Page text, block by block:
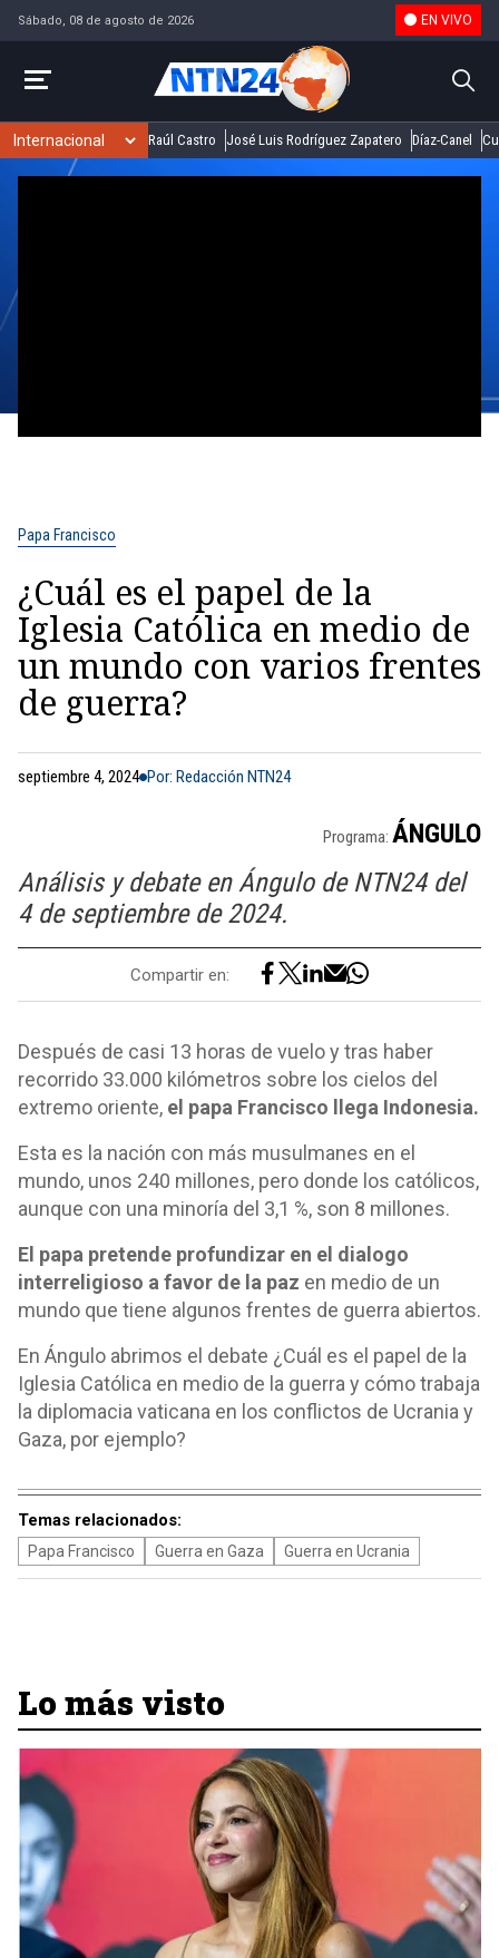
Sábado, 08 de agosto de 2026 EN VIVO
Raúl Castro José Luis Rodríguez Zapatero Díaz-Canel
Papa Francisco
¿Cuál es el papel de la
Iglesia Católica en medio de
un mundo con varios frentes
de guerra?
septiembre 4, 2024 Por: Redacción NTN24
Programa: ÁNGULO
Análisis y debate en Ángulo de NTN24 del
4 de septiembre de 2024.
Compartir en:
Después de casi 13 horas de vuelo y tras haber
recorrido 33.000 kilómetros sobre los cielos del
extremo oriente, el papa Francisco llega Indonesia.
Esta es la nación con más musulmanes en el
mundo, unos 240 millones, pero donde los católicos,
aunque con una minoría del 3,1 %, son 8 millones.
El papa pretende profundizar en el dialogo
interreligioso a favor de la paz en medio de un
mundo que tiene algunos frentes de guerra abiertos.
En Ángulo abrimos el debate ¿Cuál es el papel de la
Iglesia Católica en medio de la guerra y cómo trabaja
la diplomacia vaticana en los conflictos de Ucrania y
Gaza, por ejemplo?
Temas relacionados:
Papa Francisco Guerra en Gaza Guerra en Ucrania
Lo más visto